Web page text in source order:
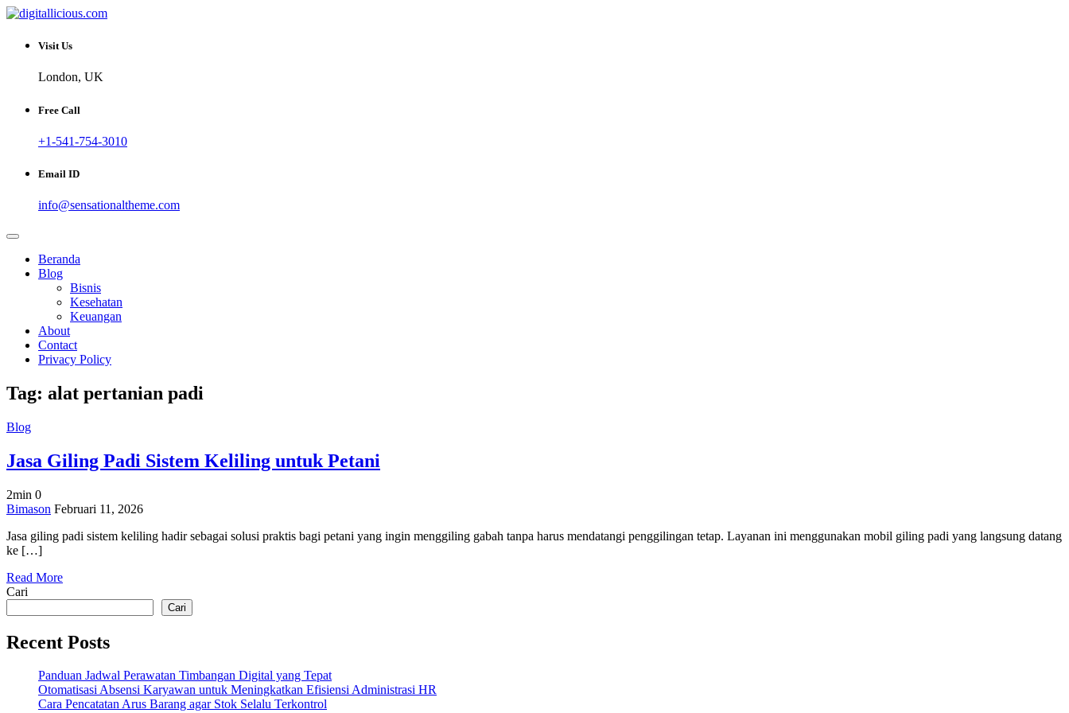
Skip
content
digitallicious.com
Sharing Digital Information
Visit Us
London, UK
Free Call
+1-541-754-3010
Email ID
info@sensationaltheme.com
Beranda
Blog
Bisnis
Kesehatan
Keuangan
About
Contact
Privacy Policy
Tag: alat pertanian padi
Blog
Jasa Giling Padi Sistem Keliling untuk Petani
2min 0
on
Giling
Padi
Keliling
untuk
Bimason Februari 11, 2026
Jasa giling padi sistem keliling hadir sebagai solusi praktis bagi petani yang ingin menggiling gabah tanpa harus mendatangi penggilingan tetap. Layanan ini menggunakan mobil giling padi yang langsung datang
ke […]
Read More
Cari
Cari
Recent Posts
Panduan Jadwal Perawatan Timbangan Digital yang Tepat
Otomatisasi Absensi Karyawan untuk Meningkatkan Efisiensi Administrasi HR
Cara Pencatatan Arus Barang agar Stok Selalu Terkontrol